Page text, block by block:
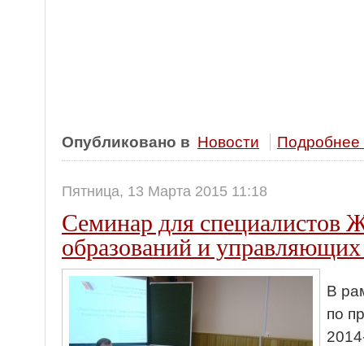
Опубликовано в Новости Подробнее
Пятница, 13 Марта 2015 11:18
Семинар для
образований и
В
по